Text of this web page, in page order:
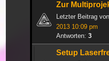
Zur
Letzter Beitrag von
2013 10:09 pm
Antworten: 3
Setup